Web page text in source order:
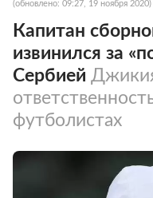
(обновлено: 09:27, 19 ноября 2020)
Капитан
извинился за
Сербией
футболистах